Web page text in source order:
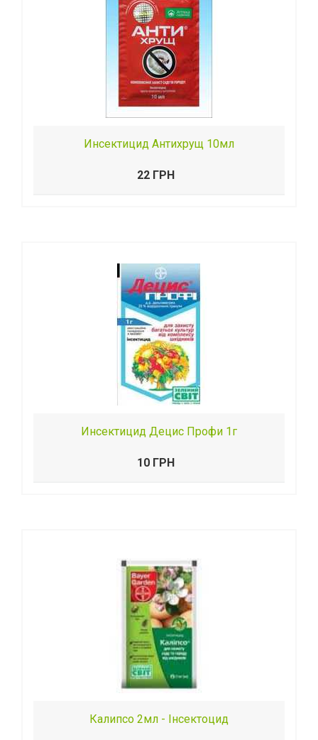
Инсектицид Антихрущ 10мл
22 ГРН
Инсектицид Децис Профи 1г
10 ГРН
Калипсо 2мл - Інсектоцид